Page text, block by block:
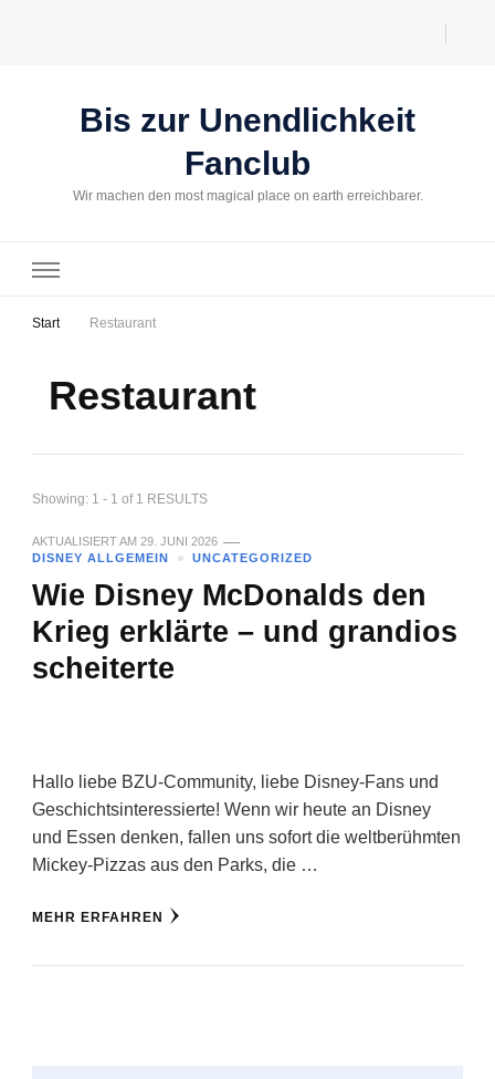
Bis zur Unendlichkeit
Fanclub
Wir machen den most magical place on earth erreichbarer.
Start Restaurant
Restaurant
Showing: 1 - 1 of 1 RESULTS
AKTUALISIERT AM 29. JUNI 2026
DISNEY ALLGEMEIN
UNCATEGORIZED
Wie Disney McDonalds den
Krieg erklärte – und grandios
scheiterte
Hallo liebe BZU-Community, liebe Disney-Fans und
Geschichtsinteressierte! Wenn wir heute an Disney
und Essen denken, fallen uns sofort die weltberühmten
Mickey-Pizzas aus den Parks, die …
MEHR ERFAHREN